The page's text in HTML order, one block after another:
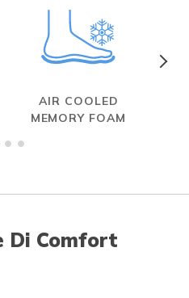
AIR COOLED
MEMORY FOAM
Di Comfort